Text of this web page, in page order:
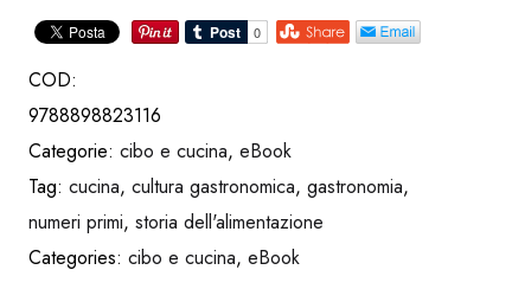
COD:
9788898823116
Categorie: cibo e cucina, eBook
Tag: cucina, cultura gastronomica, gastronomia,
numeri primi, storia dell'alimentazione
Categories: cibo e cucina, eBook